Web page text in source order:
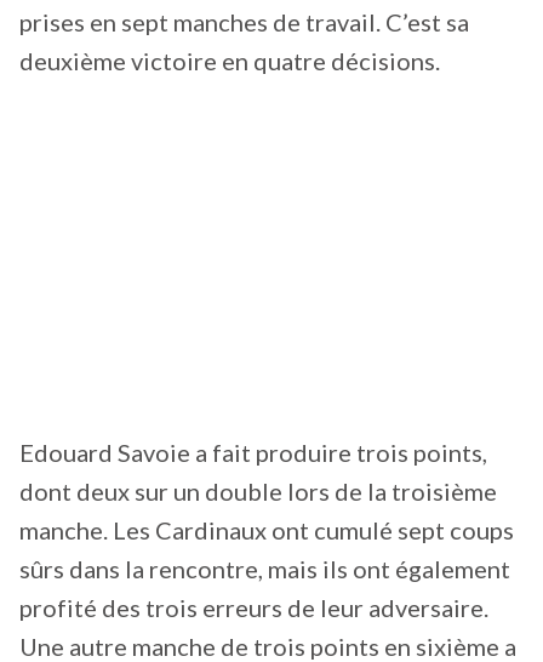
prises en sept manches de travail. C’est sa
deuxième victoire en quatre décisions.
Edouard Savoie a fait produire trois points,
dont deux sur un double lors de la troisième
manche. Les Cardinaux ont cumulé sept coups
sûrs dans la rencontre, mais ils ont également
profité des trois erreurs de leur adversaire.
Une autre manche de trois points en sixième a